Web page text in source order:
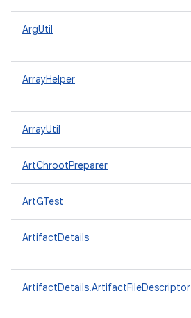
ArgUtil
ArrayHelper
ArrayUtil
ArtChrootPreparer
ArtGTest
ArtifactDetails
ArtifactDetails.ArtifactFileDescriptor